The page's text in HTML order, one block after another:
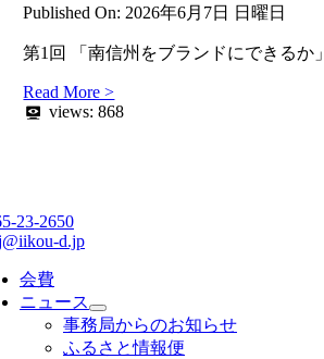
Published On: 2026年6月7日 日曜日
第1回 「南信州をブランドにできるか」
Read More >
views: 868
23-2650
d.jp
会費
ニュース
事務局からのお知らせ
ふるさと情報便